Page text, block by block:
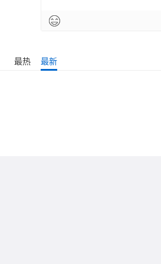
最热 最新